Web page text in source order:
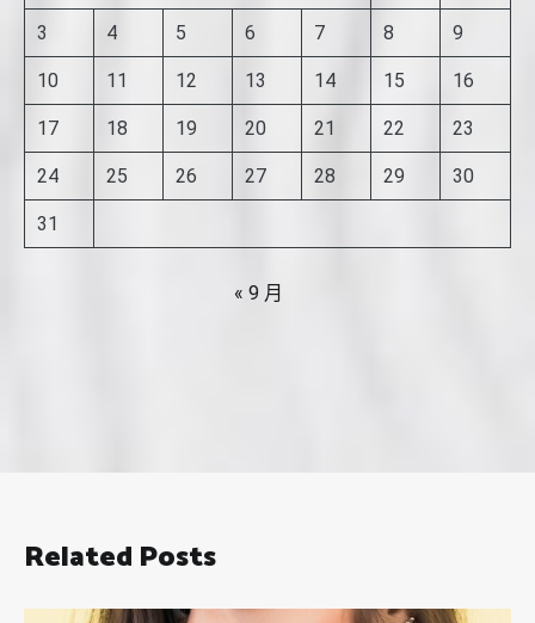
3 4 5 6 7 8 9
10 11 12 13 14 15 16
17 18 19 20 21 22 23
24 25 26 27 28 29 30
31
« 9 月
Related Posts